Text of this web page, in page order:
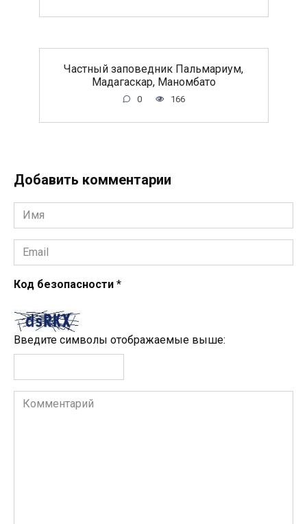
Частный заповедник Пальмариум,
Мадагаскар, Маномбато
0 166
Добавить комментарии
Имя
*
Email
*
Код безопасности *
Введите символы отображаемые выше:
Комментарий